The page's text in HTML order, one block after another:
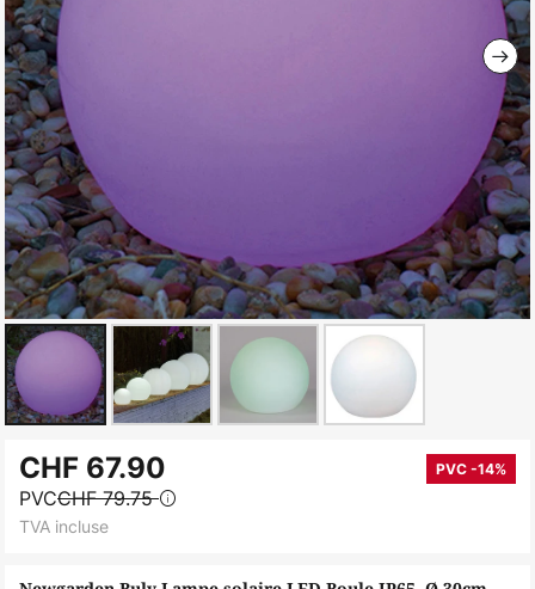
gallery
to
the
beginning
CHF 67.90 PVC -14%
PVCCHF 79.75
TVA incluse